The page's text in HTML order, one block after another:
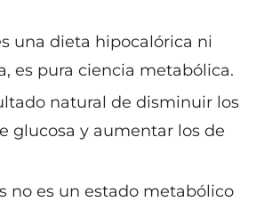
una dieta hipocalórica ni
es pura ciencia metabólica.
natural de disminuir los
glucosa y aumentar los de
no es un estado metabólico